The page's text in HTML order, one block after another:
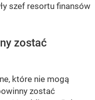
szef resortu finansów
zostać
które nie mogą
zostać